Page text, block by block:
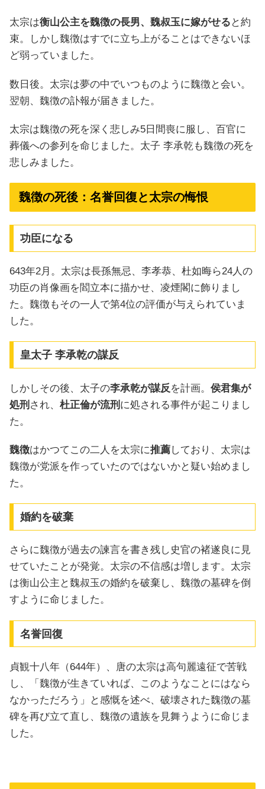
太宗は衡山公主を魏徴の長男、魏叔玉に嫁がせる と約
束。しかし魏徴はすでに立ち上がることはできないほ
ど弱っていました。
数日後。太宗は夢の中でいつものように魏徴と会い。
翌朝、魏徴の訃報が届きました。
太宗は魏徴の死を深く悲しみ5日間喪に服し、百官に
葬儀への参列を命じました。太子 李承乾も魏徴の死を
悲しみました。
魏徴の死後：名誉回復と太宗の悔恨
功臣になる
643年2月。太宗は長孫無忌、李孝恭、杜如晦ら24人の
功臣の肖像画を閻立本に描かせ、凌煙閣に飾りまし
た。魏徴もその一人で第4位の評価が与えられていま
した。
皇太子 李承乾の謀反
しかしその後、太子の李承乾が謀反 を計画。 侯君集が
処刑 され、 杜正倫が流刑 に処される事件が起こりまし
た。
魏徴はかつてこの二人を太宗に推薦しており、太宗は
魏徴が党派を作っていたのではないかと疑い始めまし
た。
婚約を破棄
さらに魏徴が過去の諫言を書き残し史官の褚遂良に見
せていたことが発覚。太宗の不信感は増します。太宗
は衡山公主と魏叔玉の婚約を破棄し、魏徴の墓碑を倒
すように命じました。
名誉回復
貞観十八年（644年）、唐の太宗は高句麗遠征で苦戦
し、「魏徴が生きていれば、このようなことにはなら
なかっただろう」と感慨を述べ、破壊された魏徴の墓
碑を再び立て直し、魏徴の遺族を見舞うように命じま
した。